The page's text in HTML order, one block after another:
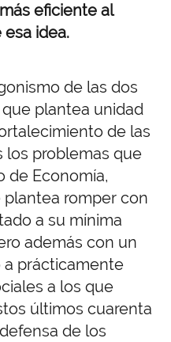
eficiente al
idea.
de las dos
plantea unidad
de las
los problemas que
de Economía,
romper con
a su mínima
además con un
prácticamente
a los que
últimos cuarenta
de los